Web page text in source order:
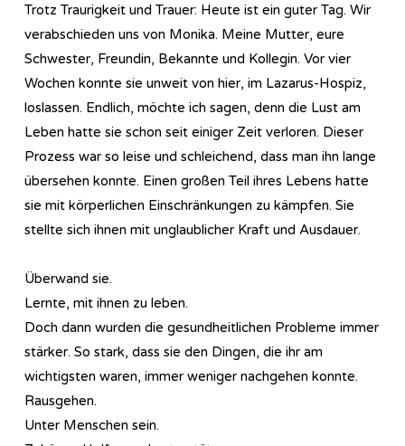
Trotz Traurigkeit und Trauer: Heute ist ein guter Tag. Wir
verabschieden uns von Monika. Meine Mutter, eure
Schwester, Freundin, Bekannte und Kollegin. Vor vier
Wochen konnte sie unweit von hier, im Lazarus-Hospiz,
loslassen. Endlich, möchte ich sagen, denn die Lust am
Leben hatte sie schon seit einiger Zeit verloren. Dieser
Prozess war so leise und schleichend, dass man ihn lange
übersehen konnte. Einen großen Teil ihres Lebens hatte
sie mit körperlichen Einschränkungen zu kämpfen. Sie
stellte sich ihnen mit unglaublicher Kraft und Ausdauer.
Überwand sie.
Lernte, mit ihnen zu leben.
Doch dann wurden die gesundheitlichen Probleme immer
stärker. So stark, dass sie den Dingen, die ihr am
wichtigsten waren, immer weniger nachgehen konnte.
Rausgehen.
Unter Menschen sein.